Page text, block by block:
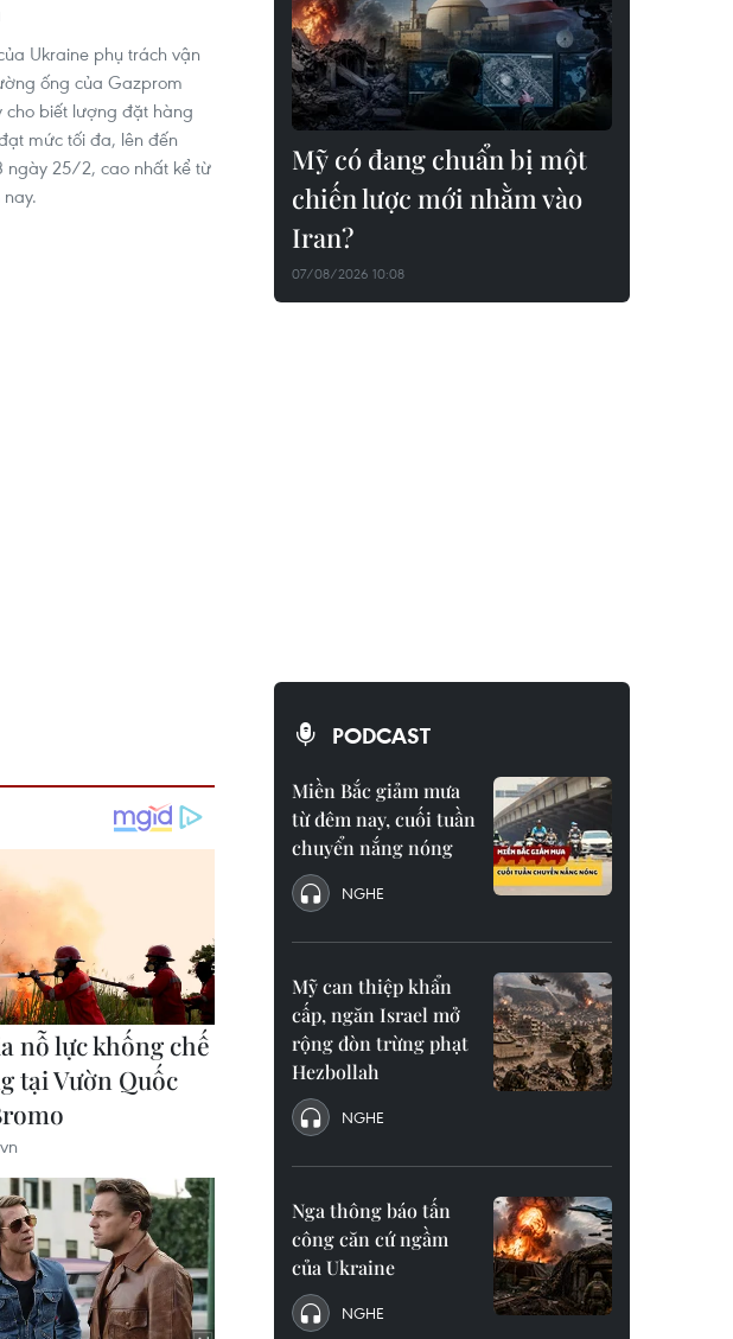
Ukraine phụ trách vận
ống của Gazprom
cho biết lượng đặt hàng
mức tối đa, lên đến
ngày 25/2, cao nhất kể từ
Mỹ có đang chuẩn bị một
chiến lược mới nhằm vào
Iran?
07/08/2026 10:08
PODCAST
Miền Bắc giảm mưa
từ đêm nay, cuối tuần
chuyển nắng nóng
NGHE
Mỹ can thiệp khẩn
cấp, ngăn Israel mở
rộng đòn trừng phạt
Hezbollah
NGHE
Nga thông báo tấn
công căn cứ ngầm
của Ukraine
NGHE